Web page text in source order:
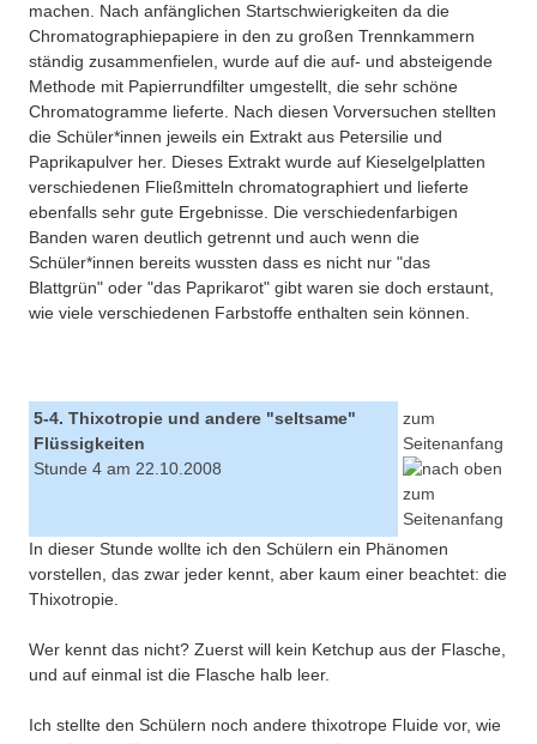
machen. Nach anfänglichen Startschwierigkeiten da die
Chromatographiepapiere in den zu großen Trennkammern
ständig zusammenfielen, wurde auf die auf- und absteigende
Methode mit Papierrundfilter umgestellt, die sehr schöne
Chromatogramme lieferte. Nach diesen Vorversuchen stellten
die Schüler*innen jeweils ein Extrakt aus Petersilie und
Paprikapulver her. Dieses Extrakt wurde auf Kieselgelplatten
verschiedenen Fließmitteln chromatographiert und lieferte
ebenfalls sehr gute Ergebnisse. Die verschiedenfarbigen
Banden waren deutlich getrennt und auch wenn die
Schüler*innen bereits wussten dass es nicht nur "das
Blattgrün" oder "das Paprikarot" gibt waren sie doch erstaunt,
wie viele verschiedenen Farbstoffe enthalten sein können.
5-4. Thixotropie und andere "seltsame"
Flüssigkeiten
Stunde 4 am 22.10.2008
zum
Seitenanfang
In dieser Stunde wollte ich den Schülern ein Phänomen
vorstellen, das zwar jeder kennt, aber kaum einer beachtet: die
Thixotropie.
Wer kennt das nicht? Zuerst will kein Ketchup aus der Flasche,
und auf einmal ist die Flasche halb leer.
Ich stellte den Schülern noch andere thixotrope Fluide vor, wie